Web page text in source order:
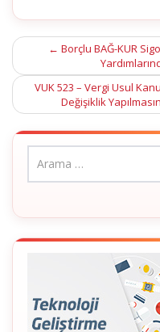
Post
← Borçlu BAĞ-KUR
VUK 523 – Vergi Usul
Değişiklik